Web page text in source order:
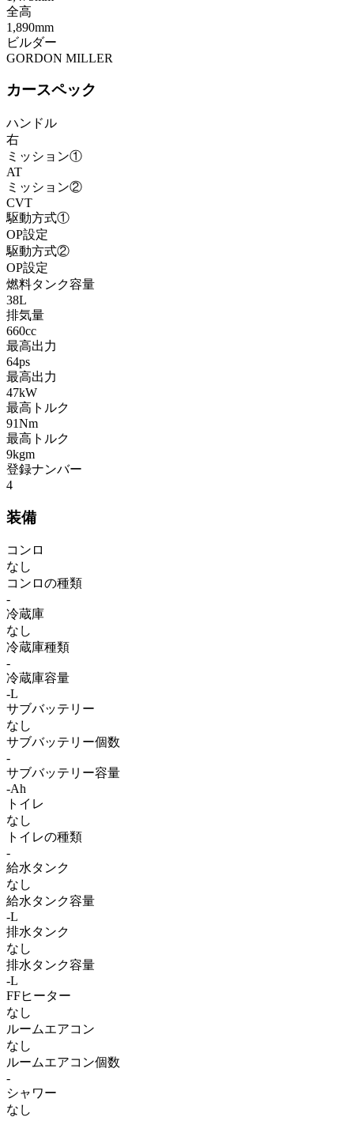
全高
1,890mm
ビルダー
GORDON MILLER
カースペック
ハンドル
右
ミッション①
AT
ミッション②
CVT
駆動方式①
OP設定
駆動方式②
OP設定
燃料タンク容量
38L
排気量
660cc
最高出力
64ps
最高出力
47kW
最高トルク
91Nm
最高トルク
9kgm
登録ナンバー
4
装備
コンロ
なし
コンロの種類
-
冷蔵庫
なし
冷蔵庫種類
-
冷蔵庫容量
-L
サブバッテリー
なし
サブバッテリー個数
-
サブバッテリー容量
-Ah
トイレ
なし
トイレの種類
-
給水タンク
なし
給水タンク容量
-L
排水タンク
なし
排水タンク容量
-L
FFヒーター
なし
ルームエアコン
なし
ルームエアコン個数
-
シャワー
なし